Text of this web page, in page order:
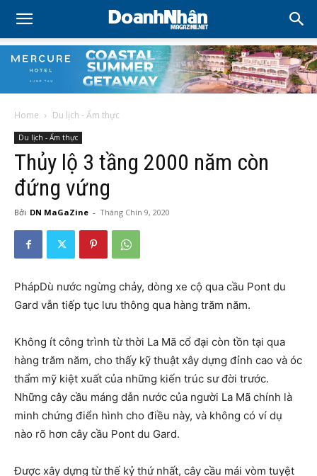
Home Du lịch - Ẩm thực
Du lịch - Ẩm thực
Thủy lộ 3 tầng 2000 năm còn
đứng vứng
Bởi DN MaGaZine - Tháng Chín 9, 2020
PhápDù nước ngừng chảy, dòng xe cộ qua cầu Pont du
Gard vẫn tiếp tục lưu thông qua hàng trăm năm.
Không ít công trình từ thời La Mã cổ đại còn tồn tại qua
hàng trăm năm, cho thấy kỹ thuật xây dựng đỉnh cao và óc
thẩm mỹ kiệt xuất của những kiến trúc sư đời trước.
Những cây cầu máng dẫn nước của người La Mã chính là
minh chứng điển hình cho điều này, và không có ví dụ
nào rõ hơn cây cầu Pont du Gard.
Được xây dựng từ thế kỷ thứ nhất, cây cầu mái vòm tuyệt